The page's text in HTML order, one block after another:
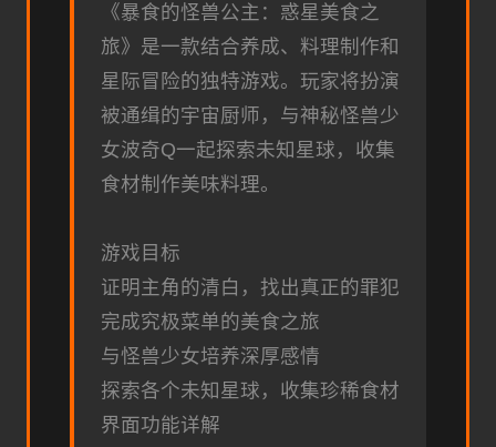
《暴食的怪兽公主：惑星美食之
旅》是一款结合养成、料理制作和
星际冒险的独特游戏。玩家将扮演
被通缉的宇宙厨师，与神秘怪兽少
女波奇Q一起探索未知星球，收集
食材制作美味料理。
游戏目标
证明主角的清白，找出真正的罪犯
完成究极菜单的美食之旅
与怪兽少女培养深厚感情
探索各个未知星球，收集珍稀食材
界面功能详解